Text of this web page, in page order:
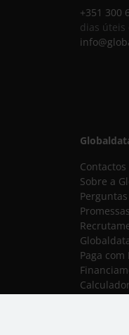
+351 300
dias úteis
Contactos
Sobre a
Promessas
Paga com